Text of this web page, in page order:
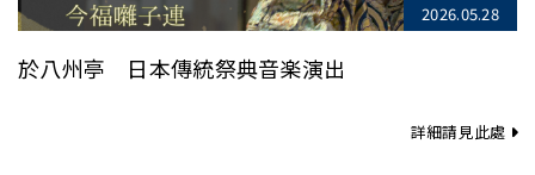
2026.05.28
於八州亭 日本傳統祭典音楽演出
詳細請見此處